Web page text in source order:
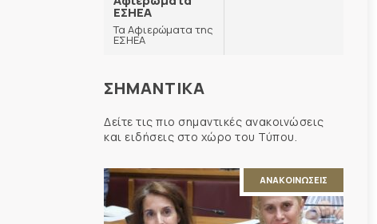
ΕΣΗΕΑ
Τα Αφιερώματα της
ΕΣΗΕΑ
ΣΗΜΑΝΤΙΚΑ
Δείτε τις πιο σημαντικές ανακοινώσεις
και ειδήσεις στο χώρο του Τύπου.
ΑΝΑΚΟΙΝΩΣΕΙΣ